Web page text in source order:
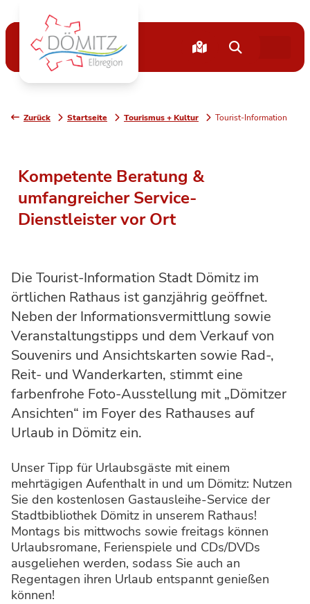
Zurück Startseite Tourismus + Kultur Tourist-Information
Kompetente Beratung &
umfangreicher Service-
Dienstleister vor Ort
Die Tourist-Information Stadt Dömitz im
örtlichen Rathaus ist ganzjährig geöffnet.
Neben der Informationsvermittlung sowie
Veranstaltungstipps und dem Verkauf von
Souvenirs und Ansichtskarten sowie Rad-,
Reit- und Wanderkarten, stimmt eine
farbenfrohe Foto-Ausstellung mit „Dömitzer
Ansichten“ im Foyer des Rathauses auf
Urlaub in Dömitz ein.
Unser Tipp für Urlaubsgäste mit einem
mehrtägigen Aufenthalt in und um Dömitz: Nutzen
Sie den kostenlosen Gastausleihe-Service der
Stadtbibliothek Dömitz in unserem Rathaus!
Montags bis mittwochs sowie freitags können
Urlaubsromane, Ferienspiele und CDs/DVDs
ausgeliehen werden, sodass Sie auch an
Regentagen ihren Urlaub entspannt genießen
können!